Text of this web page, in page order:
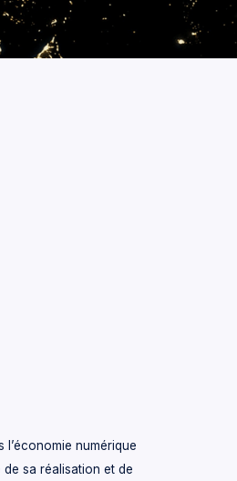
numérique
sa réalisation et de